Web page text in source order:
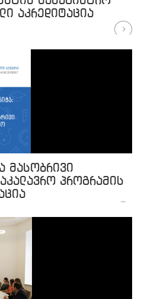
აკრედიტაცია
მასობრივი
პროგრამის